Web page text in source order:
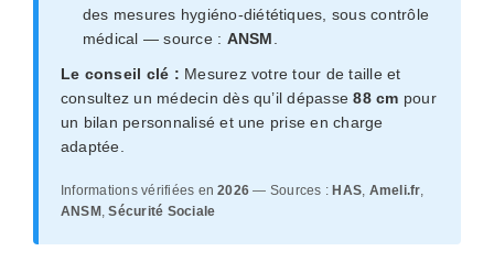
des mesures hygiéno-diététiques, sous contrôle
médical — source : ANSM
Le conseil clé : Mesurez votre tour de taille et
consultez un médecin dès qu’il dépasse88 cm pour
un bilan personnalisé et une prise en charge
adaptée.
Informations vérifiées en2026 — Sources :HAS Ameli.fr
ANSM,Sécurité Sociale